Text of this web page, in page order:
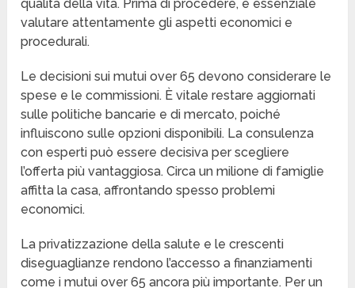
qualità della vita. Prima di procedere, è essenziale
valutare attentamente gli aspetti economici e
procedurali.
Le decisioni sui mutui over 65 devono considerare le
spese e le commissioni. È vitale restare aggiornati
sulle politiche bancarie e di mercato, poiché
influiscono sulle opzioni disponibili. La consulenza
con esperti può essere decisiva per scegliere
l’offerta più vantaggiosa. Circa un milione di famiglie
affitta la casa, affrontando spesso problemi
economici.
La privatizzazione della salute e le crescenti
diseguaglianze rendono l’accesso a finanziamenti
come i mutui over 65 ancora più importante. Per un